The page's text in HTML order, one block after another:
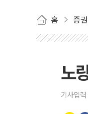
홈 증
노
기사입